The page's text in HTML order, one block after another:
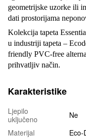
geometrijske uzorke ili
dati prostorijama
Kolekcija tapeta
u industriji tapeta –
friendly PVC-free
prihvatljiv način.
Karakteristike
Ljepilo
uključeno
Ne
Materijal
Eco-